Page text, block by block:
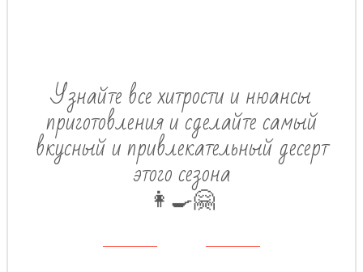
Узнайте все хитрости и нюансы
приготовления и сделайте самый
вкусный и привлекательный десерт
этого сезона
👩‍🍳🤗